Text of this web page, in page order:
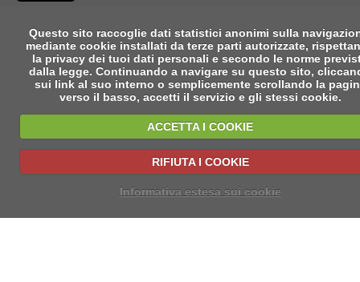
Questo sito raccoglie dati statistici anonimi sulla
mediante cookie installati da terze parti autorizzate,
la privacy dei tuoi dati personali e secondo le norme
dalla legge. Continuando a navigare su questo sito,
sui link al suo interno o semplicemente scrollando la
verso il basso, accetti il servizio e gli stessi cookie.
ACCETTA I COOKIE
RIFIUTA I COOKIE
Informativa estesa sui cookie